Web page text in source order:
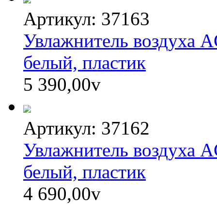
Артикул: 37163
Увлажнитель воздуха
белый, пластик
5 390,00v
Артикул: 37162
Увлажнитель воздуха
белый, пластик
4 690,00v